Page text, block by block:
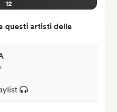
12
questi artisti delle